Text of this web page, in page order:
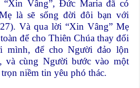
Vâng”, Ðức Maria đã có
là sẽ sống đời đôi bạn với
Và qua lời “Xin Vâng” Mẹ
để cho Thiên Chúa thay đổi
mình, để cho Người đảo lộn
và cùng Người bước vào một
niềm tin yêu phó thác.